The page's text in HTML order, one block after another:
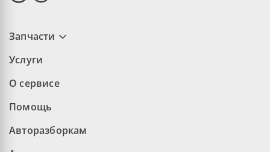
Запчасти
Услуги
О сервисе
Помощь
Авторазборкам